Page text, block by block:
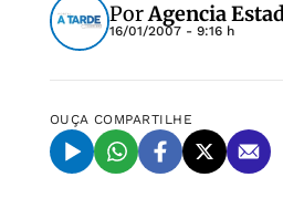
PorAgencia
16/01/2007 - 9:16 h
OUÇA COMPARTILHE